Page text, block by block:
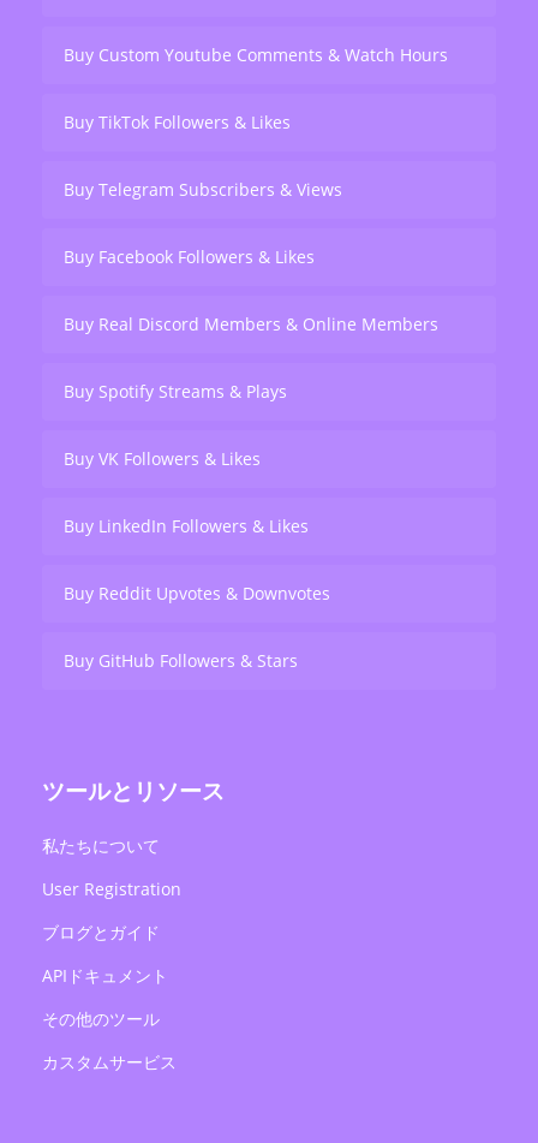
Buy Custom Youtube Comments & Watch Hours
Buy TikTok Followers & Likes
Buy Telegram Subscribers & Views
Buy Facebook Followers & Likes
Buy Real Discord Members & Online Members
Buy Spotify Streams & Plays
Buy VK Followers & Likes
Buy LinkedIn Followers & Likes
Buy Reddit Upvotes & Downvotes
Buy GitHub Followers & Stars
ツールとリソース
私たちについて
User Registration
ブログとガイド
APIドキュメント
その他のツール
カスタムサービス